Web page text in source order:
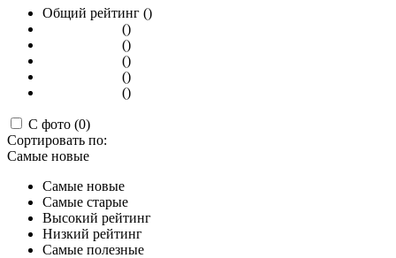
Общий рейтинг ()
()
()
()
()
()
С фото (0)
Сортировать по:
Самые новые
Самые новые
Самые старые
Высокий рейтинг
Низкий рейтинг
Самые полезные